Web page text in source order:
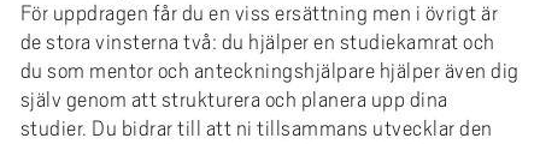
För uppdragen får du en viss ersättning men i övrigt är
de stora vinsterna två: du hjälper en studiekamrat och
du som mentor och anteckningshjälpare hjälper även dig
själv genom att strukturera och planera upp dina
studier. Du bidrar till att ni tillsammans utvecklar den